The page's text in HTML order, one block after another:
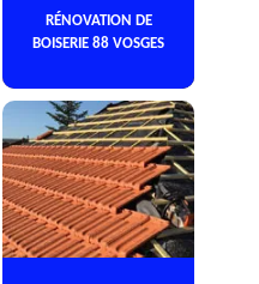
RÉNOVATION DE
BOISERIE 88 VOSGES